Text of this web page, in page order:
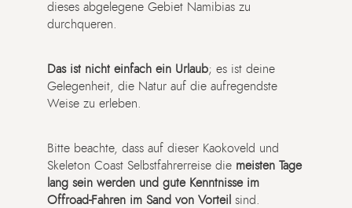
dieses abgelegene Gebiet Namibias zu
durchqueren.
Das ist nicht einfach ein Urlaub; es ist deine
Gelegenheit, die Natur auf die aufregendste
Weise zu erleben.
Bitte beachte, dass auf dieser Kaokoveld und
Skeleton Coast Selbstfahrerreise die meisten Tage
lang sein werden und gute Kenntnisse im
Offroad-Fahren im Sand von Vorteil sind.